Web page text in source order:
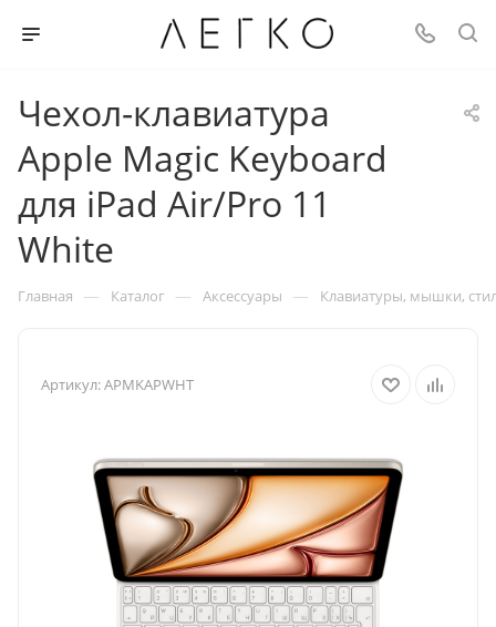
Чехол-клавиатура
Apple Magic Keyboard
для iPad Air/Pro 11
White
Главная — Каталог — Аксессуары — Клавиатуры, мышки,
Артикул:APMKAPWHT